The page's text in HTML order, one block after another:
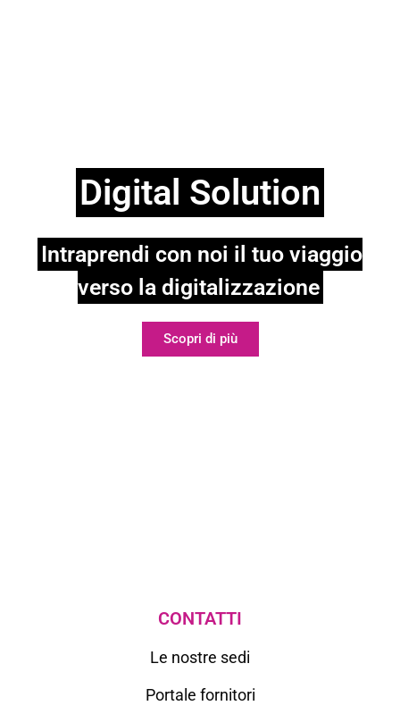
Digital Solution
Intraprendi con noi il tuo viaggio
verso la digitalizzazione
Scopri di più
CONTATTI
Le nostre sedi
Portale fornitori